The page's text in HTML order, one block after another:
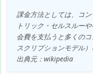
課金方法としては、コ
トリック・セルスルー
会費を支払うと多くの
スクリプションモデル）
出典元：wikipedia